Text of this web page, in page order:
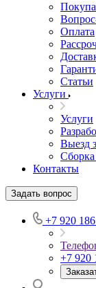
Оплата
Статьи
Услуги
Услуги
Выезд
Контакты
Задать вопрос
+7 920
+7 920